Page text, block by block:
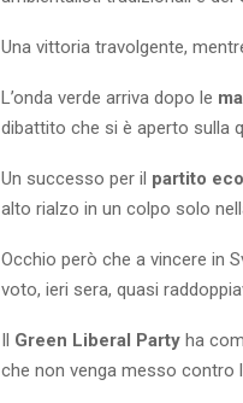
Una vittoria travolgente,
L’onda verde arriva dopo le
dibattito che si è aperto sulla
Un successo per il partito
alto rialzo in un colpo solo
Occhio però che a vincere in
voto, ieri sera, quasi
Il Green Liberal Party ha
che non venga messo contro